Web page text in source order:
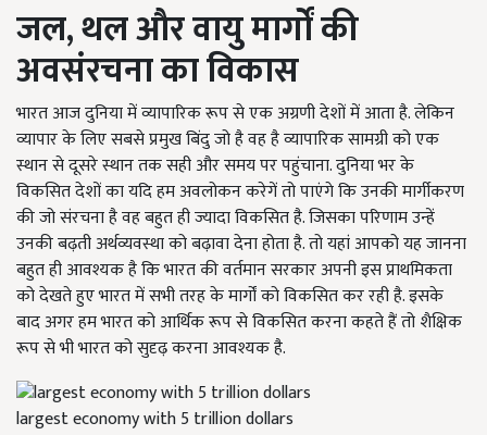
जल, थल और वायु मार्गों की
अवसंरचना का विकास
भारत आज दुनिया में व्यापारिक रूप से एक अग्रणी देशों में आता है. लेकिन
व्यापार के लिए सबसे प्रमुख बिंदु जो है वह है व्यापारिक सामग्री को एक
स्थान से दूसरे स्थान तक सही और समय पर पहुंचाना. दुनिया भर के
विकसित देशों का यदि हम अवलोकन करेगें तो पाएंगे कि उनकी मार्गीकरण
की जो संरचना है वह बहुत ही ज्यादा विकसित है. जिसका परिणाम उन्हें
उनकी बढ़ती अर्थव्यवस्था को बढ़ावा देना होता है. तो यहां आपको यह जानना
बहुत ही आवश्यक है कि भारत की वर्तमान सरकार अपनी इस प्राथमिकता
को देखते हुए भारत में सभी तरह के मार्गों को विकसित कर रही है. इसके
बाद अगर हम भारत को आर्थिक रूप से विकसित करना कहते हैं तो शैक्षिक
रूप से भी भारत को सुदृढ़ करना आवश्यक है.
largest economy with 5 trillion dollars